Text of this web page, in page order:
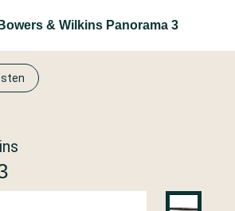
Bowers & Wilkins Panorama 3